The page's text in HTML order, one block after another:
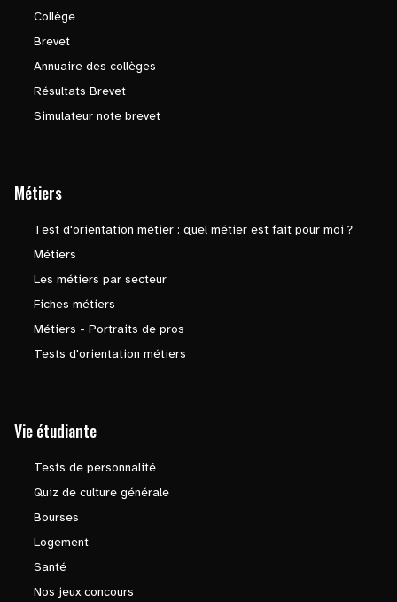
Collège
Brevet
Annuaire des collèges
Résultats Brevet
Simulateur note brevet
Métiers
Test d'orientation métier : quel métier est fait pour moi ?
Métiers
Les métiers par secteur
Fiches métiers
Métiers - Portraits de pros
Tests d'orientation métiers
Vie étudiante
Tests de personnalité
Quiz de culture générale
Bourses
Logement
Santé
Nos jeux concours